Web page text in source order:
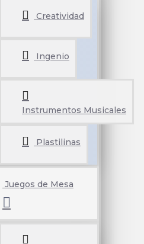
Creatividad
Ingenio
Instrumentos Musicales
Plastilinas
Juegos de Mesa